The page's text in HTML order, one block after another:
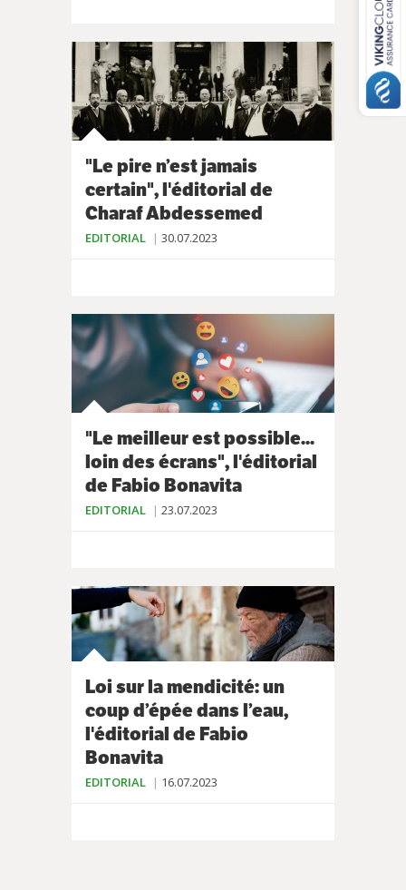
"Le pire n’est jamais
certain", l'éditorial de
Charaf Abdessemed
EDITORIAL 30.07.2023
"Le meilleur est possible...
loin des écrans", l'éditorial
de Fabio Bonavita
EDITORIAL 23.07.2023
Loi sur la mendicité: un
coup d’épée dans l’eau,
l'éditorial de Fabio
Bonavita
EDITORIAL 16.07.2023